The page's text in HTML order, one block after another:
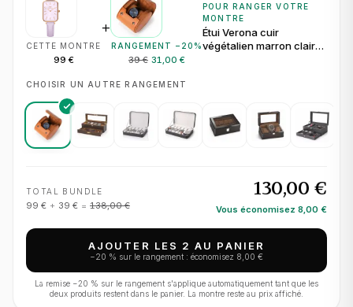
CETTE MONTRE
99 €
+
RANGEMENT − 20 %
39 € 31,00 €
POUR RANGER VOTRE
MONTRE
Étui Verona cuir
végétalien marron clair
CHOISIR UN AUTRE RANGEMENT
TOTAL BUNDLE
99 € + 39 € = 138,00 €
130,00 €
Vous économisez 8,00 €
AJOUTER LES 2 AU PANIER
−20 % sur le rangement : économisez 8,00 €
La remise −20 % sur le rangement s'applique automatiquement tant que les
deux produits restent dans le panier. La montre reste au prix affiché.